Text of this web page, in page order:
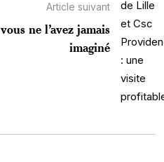
Article suivant
ne l’avez jamais
imaginé